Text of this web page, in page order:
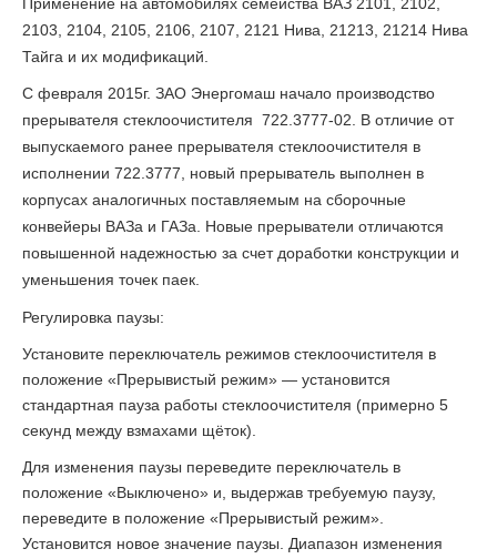
2103, 2104, 2105, 2106, 2107, 2121 Нива, 21213, 21214 Нива
Тайга и их модификаций.
С февраля 2015г. ЗАО Энергомаш начало производство
прерывателя стеклоочистителя 722.3777-02. В отличие от
выпускаемого ранее прерывателя стеклоочистителя в
исполнении 722.3777, новый прерыватель выполнен в
корпусах аналогичных поставляемым на сборочные
конвейеры ВАЗа и ГАЗа. Новые прерыватели отличаются
повышенной надежностью за счет доработки конструкции и
уменьшения точек паек.
Регулировка паузы:
Установите переключатель режимов стеклоочистителя в
положение «Прерывистый режим» — установится
стандартная пауза работы стеклоочистителя (примерно 5
секунд между взмахами щёток).
Для изменения паузы переведите переключатель в
положение «Выключено» и, выдержав требуемую паузу,
переведите в положение «Прерывистый режим».
Установится новое значение паузы. Диапазон изменения